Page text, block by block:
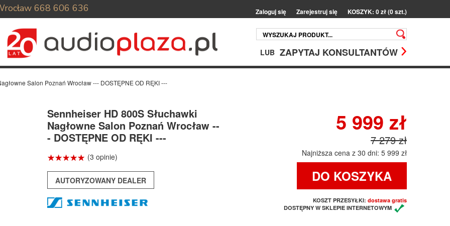
668 606 636 Zaloguj się Zarejestruj się KOSZYK: 0 zł (0 szt.)
LUB ZAPYTAJ KONSULTANTÓW
Salon Poznań Wrocław --- DOSTĘPNE OD RĘKI ---
Sennheiser HD 800S Słuchawki
Nagłowne Salon Poznań Wrocław --
- DOSTĘPNE OD RĘKI ---
☆☆☆☆☆
★★★★★ (3 opinie)
AUTORYZOWANY DEALER
5 999 zł
7 279 zł
Najniższa cena z 30 dni: 5 999 zł
DO KOSZYKA
KOSZT PRZESYŁKI: dostawa gratis
DOSTĘPNY W SKLEPIE INTERNETOWYM